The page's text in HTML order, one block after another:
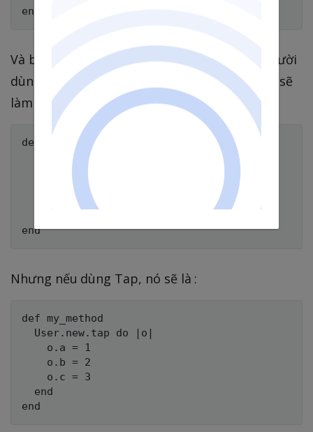
Và bây giờ giả sử chúng ta muốn tạo một người
dùng mới và gắn các giá trị cho nó, chúng ta sẽ
làm thế này :
def my_method
  o = User.new
  o.b = 2
  o.c = 3
Nhưng nếu dùng Tap, nó sẽ là :
def my_method
  User.new.tap do |o|
    o.a = 1
    o.b = 2
    o.c = 3
  end